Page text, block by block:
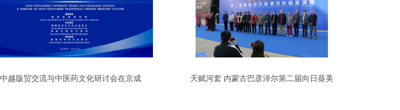
中越版贸交流与中医药文化研讨会在京成
天赋河套 内蒙古巴彦淖尔第二届向日葵美